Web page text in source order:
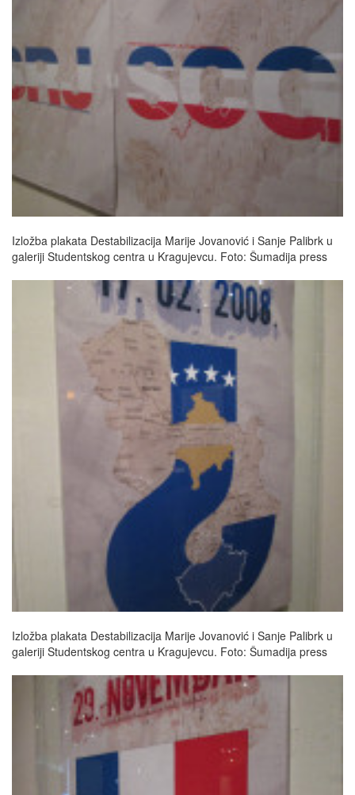
Izložba plakata Destabilizacija Marije Jovanović i Sanje Palibrk u
galeriji Studentskog centra u Kragujevcu. Foto: Šumadija press
Izložba plakata Destabilizacija Marije Jovanović i Sanje Palibrk u
galeriji Studentskog centra u Kragujevcu. Foto: Šumadija press